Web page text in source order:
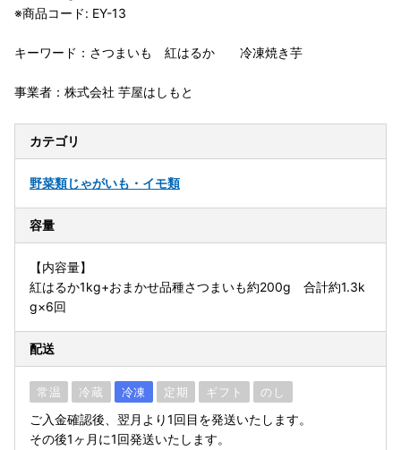
※商品コード: EY-13
キーワード：さつまいも 紅はるか 冷凍焼き芋
事業者：株式会社 芋屋はしもと
カテゴリ
野菜類じゃがいも・イモ類
容量
【内容量】
紅はるか1kg+おまかせ品種さつまいも約200g 合計約1.3k
g×6回
配送
常温 冷蔵 冷凍 定期 ギフト のし
ご入金確認後、翌月より1回目を発送いたします。
その後1ヶ月に1回発送いたします。